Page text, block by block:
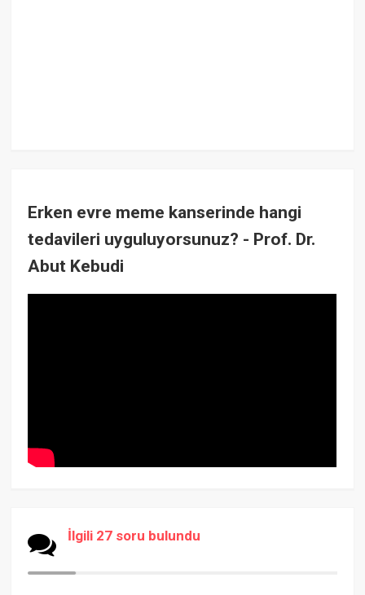
Erken evre meme kanserinde hangi
tedavileri uyguluyorsunuz? - Prof. Dr.
Abut Kebudi
İlgili 27 soru bulundu